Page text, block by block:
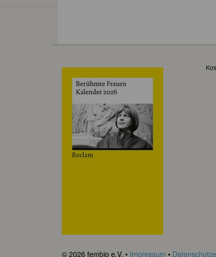
© 2026 fembio e.V. • Impressum •